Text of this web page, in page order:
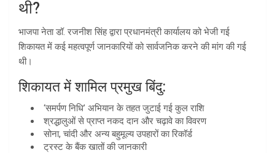
थी?
भाजपा नेता डॉ. रजनीश सिंह द्वारा प्रधानमंत्री कार्यालय को भेजी गई
शिकायत में कई महत्वपूर्ण जानकारियों को सार्वजनिक करने की मांग की गई
थी।
शिकायत में शामिल प्रमुख बिंदु:
‘समर्पण निधि’ अभियान के तहत जुटाई गई कुल राशि
श्रद्धालुओं से प्राप्त नकद दान और चढ़ावे का विवरण
सोना, चांदी और अन्य बहुमूल्य उपहारों का रिकॉर्ड
ट्रस्ट के बैंक खातों की जानकारी